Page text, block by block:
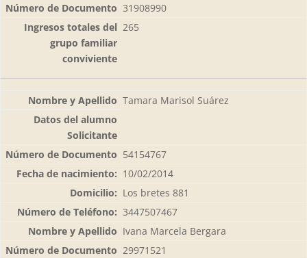
31908990
265
Tamara Marisol Suárez
54154767
10/02/2014
Los bretes 881
3447507467
Ivana Marcela Bergara
29971521